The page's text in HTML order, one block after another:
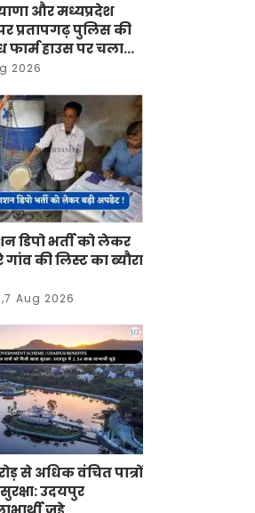
और मध्यप्रदेश
पर प्रतापगढ़ पुलिस की
फार्म हाउस पर चला
2026
डिपो भर्ती को लेकर
की लिस्ट का ब्यौरा
Aug 2026
से अधिक वंचित पात्रों
उदयपुर